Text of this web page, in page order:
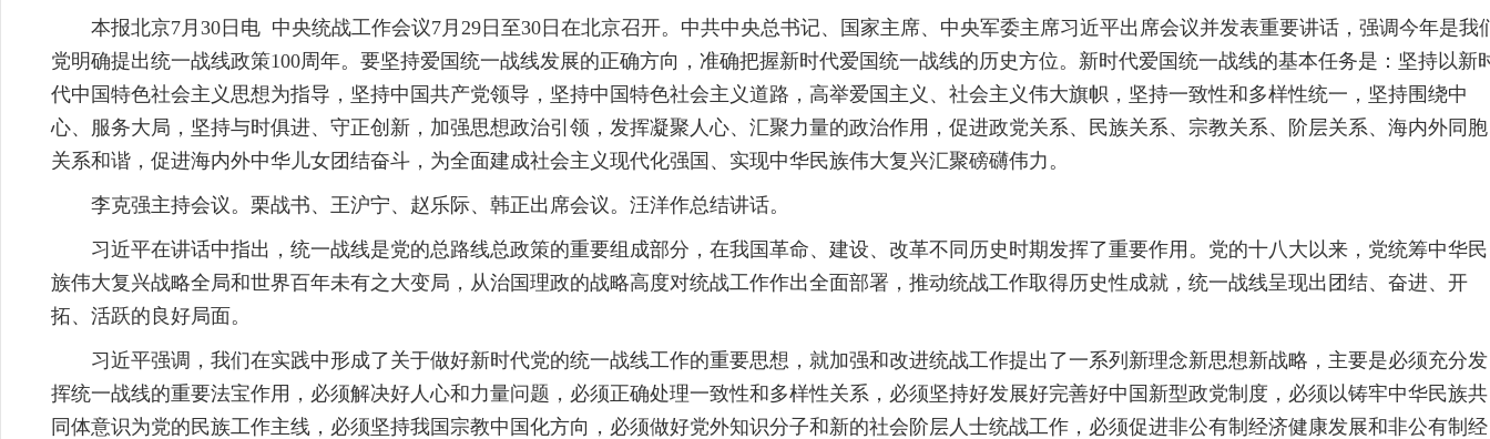
本报北京7月30日电 中央统战工作会议7月29日至30日在北京召开。中共中央总书记、国家主席、中央军委主席习近平出席会议并发表重要讲话，强调今年是我
党明确提出统一战线政策100周年。要坚持爱国统一战线发展的正确方向，准确把握新时代爱国统一战线的历史方位。新时代爱国统一战线的基本任务是：坚持以新
代中国特色社会主义思想为指导，坚持中国共产党领导，坚持中国特色社会主义道路，高举爱国主义、社会主义伟大旗帜，坚持一致性和多样性统一，坚持围绕中
心、服务大局，坚持与时俱进、守正创新，加强思想政治引领，发挥凝聚人心、汇聚力量的政治作用，促进政党关系、民族关系、宗教关系、阶层关系、海内外同胞
关系和谐，促进海内外中华儿女团结奋斗，为全面建成社会主义现代化强国、实现中华民族伟大复兴汇聚磅礴伟力。
李克强主持会议。栗战书、王沪宁、赵乐际、韩正出席会议。汪洋作总结讲话。
习近平在讲话中指出，统一战线是党的总路线总政策的重要组成部分，在我国革命、建设、改革不同历史时期发挥了重要作用。党的十八大以来，党统筹中华民
族伟大复兴战略全局和世界百年未有之大变局，从治国理政的战略高度对统战工作作出全面部署，推动统战工作取得历史性成就，统一战线呈现出团结、奋进、开
拓、活跃的良好局面。
习近平强调，我们在实践中形成了关于做好新时代党的统一战线工作的重要思想，就加强和改进统战工作提出了一系列新理念新思想新战略，主要是必须充分发
挥统一战线的重要法宝作用，必须解决好人心和力量问题，必须正确处理一致性和多样性关系，必须坚持好发展好完善好中国新型政党制度，必须以铸牢中华民族共
同体意识为党的民族工作主线，必须坚持我国宗教中国化方向，必须做好党外知识分子和新的社会阶层人士统战工作，必须促进非公有制经济健康发展和非公有制经